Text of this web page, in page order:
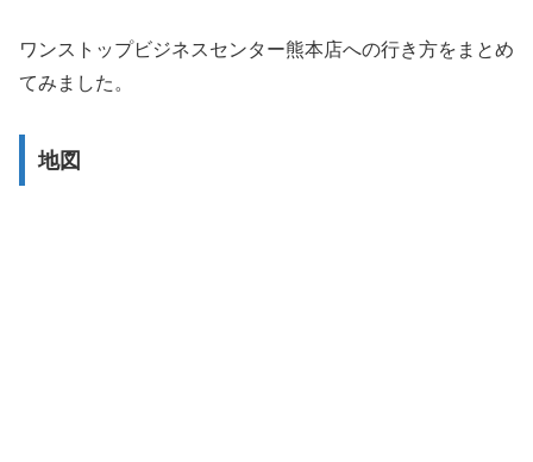
ワンストップビジネスセンター熊本店への行き方をまとめ
てみました。
地図